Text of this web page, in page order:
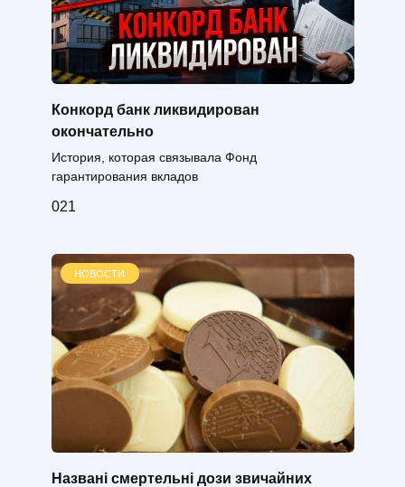
Конкорд банк ликвидирован
окончательно
История, которая связывала Фонд
гарантирования вкладов
021
НОВОСТИ
Названі смертельні дози звичайних